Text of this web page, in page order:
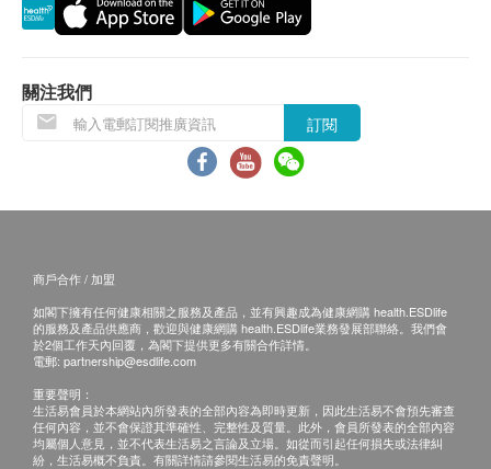
雙重潔淨技術，一按即享冰水、常溫水、熱水，節省
搭配濾心 AP－EASY LC
過濾功率：0.5微米
符合 NSF 42及53 要求標準
溫度範圍：4.4-38°C
冷水溫度: 9至12°C
流量：2.84 升 / 分鐘
工作pH範圍：5.5~9.5
額定使用壽命：2,839升 / 6 - 12個月
易有權拒絕接受該訂單，並且會於送貨前透過電話
或電郵通知顧客再作安排。
保用條款：
1. 貨品質量保證，於顧客收到產品當日起計，使用期
應最少有12個月或以上。
退換條款：
有損毀情況，一經確認簽收，恕不接受退換。
或過期退回，供應商有權不受理。
3. 如有其他損壞或遺漏查詢，顧客必須保留有效收據
正本，並於送貨後3個工作天內按下列方式聯絡生活
易客戶服務部跟進。
關注我們
訂閱
商戶合作 / 加盟
如閣下擁有任何健康相關之服務及產品，並有興趣成為健康網購 health.ESDlife
的服務及產品供應商，歡迎與健康網購 health.ESDlife業務發展部聯絡。我們會
於2個工作天內回覆，為閣下提供更多有關合作詳情。
電郵: partnership@esdlife.com
重要聲明：
生活易會員於本網站內所發表的全部內容為即時更新，因此生活易不會預先審查
任何內容，並不會保證其準確性、完整性及質量。此外，會員所發表的全部內容
均屬個人意見，並不代表生活易之言論及立場。如從而引起任何損失或法律糾
紛，生活易概不負責。有關詳情請參閱生活易的免責聲明。